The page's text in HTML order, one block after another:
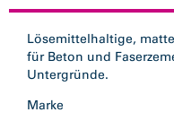
Lösemittelhaltige,
für Beton und
Untergründe.
Marke